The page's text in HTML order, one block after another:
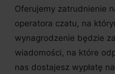
Oferujemy zatrudnienie
operatora czatu, na
wynagrodzenie będzie
wiadomości, na które
nas dostajesz wypłatę